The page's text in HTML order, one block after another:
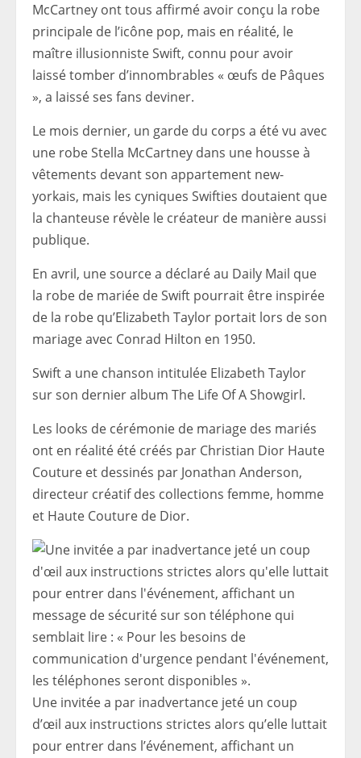
McCartney ont tous affirmé avoir conçu la robe
principale de l’icône pop, mais en réalité, le
maître illusionniste Swift, connu pour avoir
laissé tomber d’innombrables « œufs de Pâques
», a laissé ses fans deviner.
Le mois dernier, un garde du corps a été vu avec
une robe Stella McCartney dans une housse à
vêtements devant son appartement new-
yorkais, mais les cyniques Swifties doutaient que
la chanteuse révèle le créateur de manière aussi
publique.
En avril, une source a déclaré au Daily Mail que
la robe de mariée de Swift pourrait être inspirée
de la robe qu’Elizabeth Taylor portait lors de son
mariage avec Conrad Hilton en 1950.
Swift a une chanson intitulée Elizabeth Taylor
sur son dernier album The Life Of A Showgirl.
Les looks de cérémonie de mariage des mariés
ont en réalité été créés par Christian Dior Haute
Couture et dessinés par Jonathan Anderson,
directeur créatif des collections femme, homme
et Haute Couture de Dior.
Une invitée a par inadvertance jeté un coup
d’œil aux instructions strictes alors qu’elle luttait
pour entrer dans l’événement, affichant un